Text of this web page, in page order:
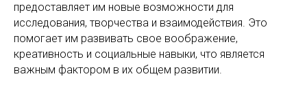
предоставляет им новые возможности для
исследования, творчества и взаимодействия. Это
помогает им развивать свое воображение,
креативность и социальные навыки, что является
важным фактором в их общем развитии.